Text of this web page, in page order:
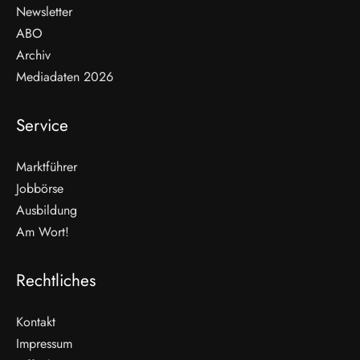
Newsletter
ABO
Archiv
Mediadaten 2026
Service
Marktführer
Jobbörse
Ausbildung
Am Wort!
Rechtliches
Kontakt
Impressum